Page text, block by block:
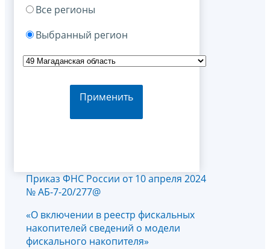
Все регионы
Выбранный регион
Применить
Приказ ФНС России от 10 апреля 2024
№ АБ-7-20/277@
«О включении в реестр фискальных
накопителей сведений о модели
фискального накопителя»